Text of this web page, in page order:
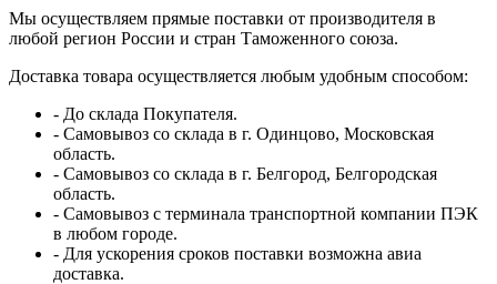
Мы осуществляем прямые поставки от производителя в
любой регион России и стран Таможенного союза.
Доставка товара осуществляется любым удобным способом:
- До склада Покупателя.
- Самовывоз со склада в г. Одинцово, Московская
область.
- Самовывоз со склада в г. Белгород, Белгородская
область.
- Самовывоз с терминала транспортной компании ПЭК
в любом городе.
- Для ускорения сроков поставки возможна авиа
доставка.